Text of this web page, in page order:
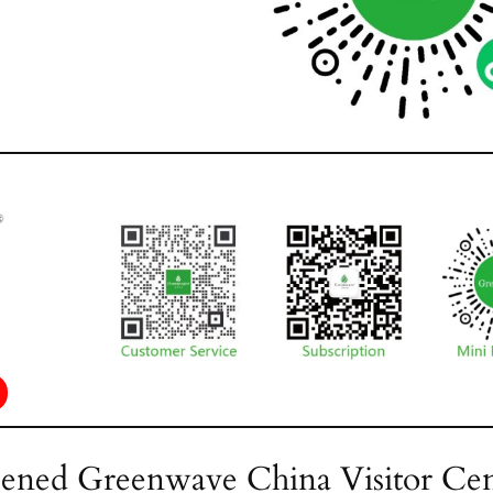
Greenwave China Visitor